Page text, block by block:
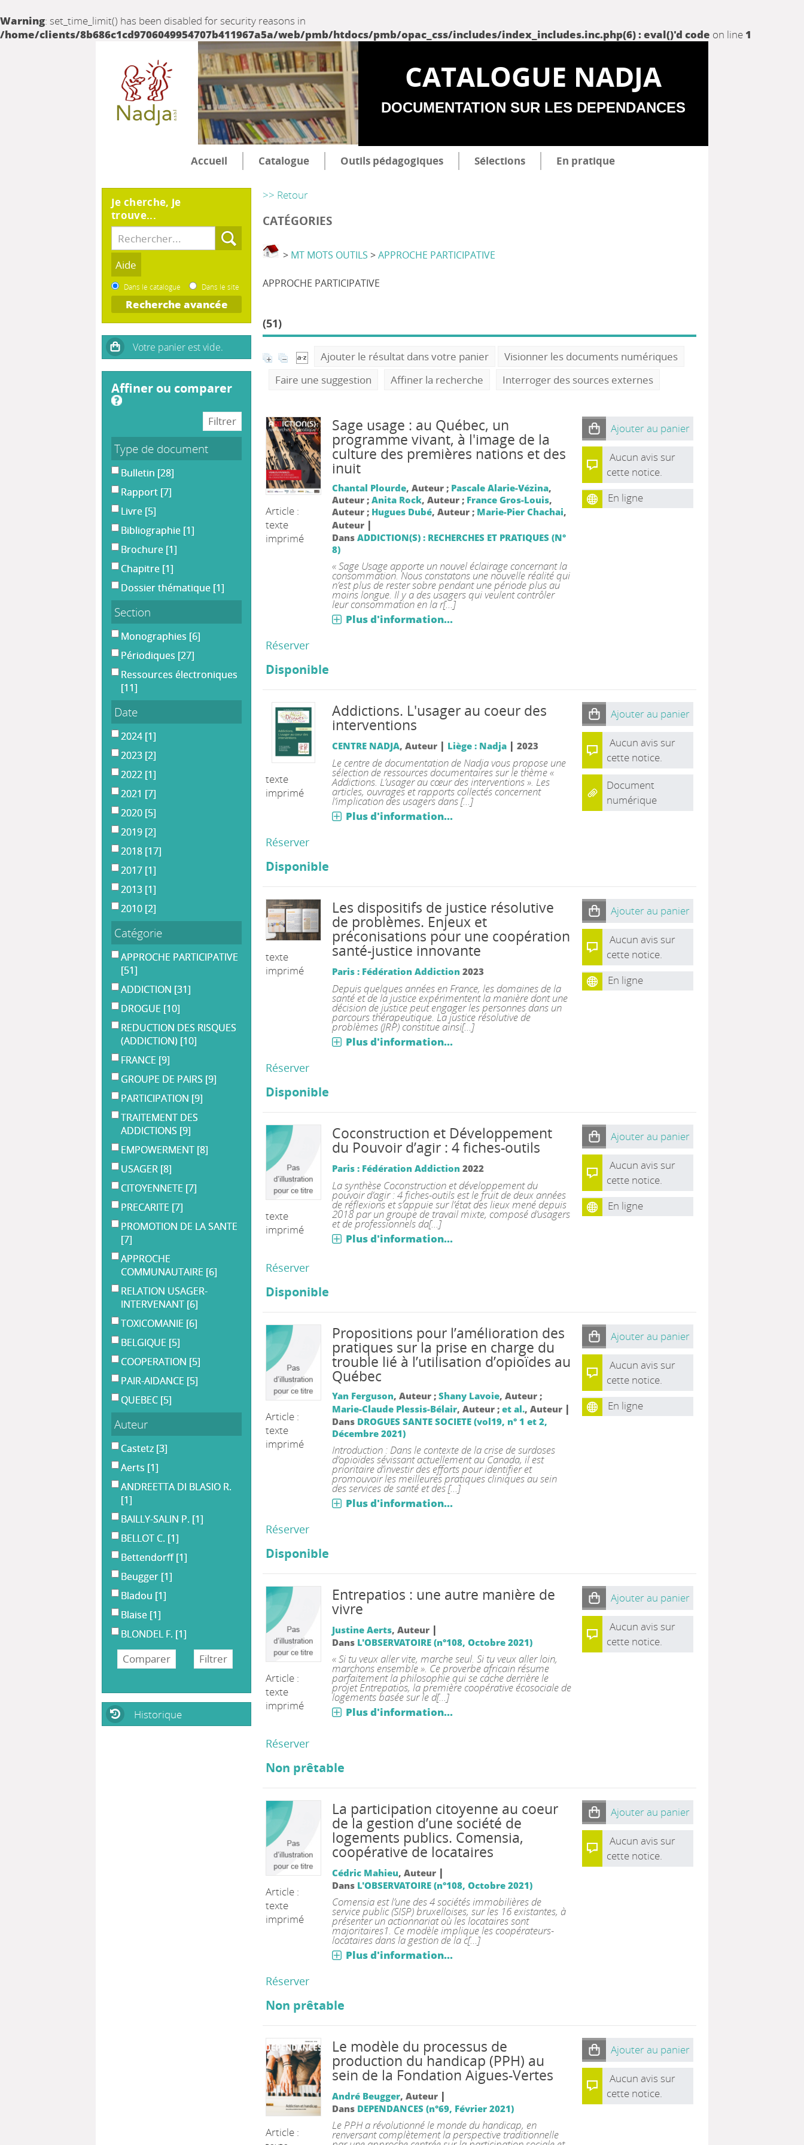
Warning: set_time_limit() has been disabled for security reasons in
/home/clients/8b686c1cd9706049954707b411967a5a/web/pmb/htdocs/pmb/opac_css/includes/index_includes.inc.php(6) : eval()'d code on line 1
CATALOGUE NADJA
DOCUMENTATION SUR LES DEPENDANCES
Accueil Catalogue Outils pédagogiques Sélections En pratique
>> Retour
CATÉGORIES
> MT MOTS OUTILS >APPROCHE PARTICIPATIVE
APPROCHE PARTICIPATIVE
(51)
Ajouter le résultat dans votre panier
Visionner les documents numériques
Faire une suggestion
Affiner la recherche Interroger des sources externes
Article :
texte
imprimé
Sage usage : au Québec, un
programme vivant, à l'image de la
culture des premières nations et des
inuit
Chantal Plourde, Auteur ; Pascale Alarie-Vézina,
Auteur ; Anita Rock, Auteur ; France Gros-Louis,
Auteur ; Hugues Dubé, Auteur ; Marie-Pier Chachai,
Auteur |
Dans ADDICTION(S) : RECHERCHES ET PRATIQUES (N°
8)
« Sage Usage apporte un nouvel éclairage concernant la
consommation. Nous constatons une nouvelle réalité qui
n’est plus de rester sobre pendant une période plus au
moins longue. Il y a des usagers qui veulent contrôler
leur consommation en la r[...]
Plus d'information...
Ajouter au panier
Aucun avis sur
cette notice.
En ligne
Réserver
Disponible
texte
imprimé
Addictions. L'usager au coeur des
interventions
CENTRE NADJA, Auteur | Liège : Nadja| 2023
Le centre de documentation de Nadja vous propose une
sélection de ressources documentaires sur le thème «
Addictions. L’usager au cœur des interventions ». Les
articles, ouvrages et rapports collectés concernent
l’implication des usagers dans [...]
Plus d'information...
Ajouter au panier
Aucun avis sur
cette notice.
Document
numérique
Réserver
Disponible
texte
imprimé
Les dispositifs de justice résolutive
de problèmes. Enjeux et
préconisations pour une coopération
santé-justice innovante
Paris : Fédération Addiction 2023
Depuis quelques années en France, les domaines de la
santé et de la justice expérimentent la manière dont une
décision de justice peut engager les personnes dans un
parcours thérapeutique. La justice résolutive de
problèmes (JRP) constitue ainsi[...]
Plus d'information...
Ajouter au panier
Aucun avis sur
cette notice.
En ligne
Réserver
Disponible
texte
imprimé
Coconstruction et Développement
du Pouvoir d’agir : 4 fiches-outils
Paris : Fédération Addiction 2022
La synthèse Coconstruction et développement du
pouvoir d’agir : 4 fiches-outils est le fruit de deux années
de réflexions et s’appuie sur l’état des lieux mené depuis
2018 par un groupe de travail mixte, composé d’usagers
et de professionnels da[...]
Plus d'information...
Ajouter au panier
Aucun avis sur
cette notice.
En ligne
Réserver
Disponible
Article :
texte
imprimé
Propositions pour l’amélioration des
pratiques sur la prise en charge du
trouble lié à l’utilisation d’opioïdes au
Québec
Yan Ferguson, Auteur ; Shany Lavoie, Auteur ;
Marie-Claude Plessis-Bélair, Auteur ; et al., Auteur |
Dans DROGUES SANTE SOCIETE (vol19, n° 1 et 2,
Décembre 2021)
Introduction : Dans le contexte de la crise de surdoses
d’opioïdes sévissant actuellement au Canada, il est
prioritaire d’investir des efforts pour identifier et
promouvoir les meilleures pratiques cliniques au sein
des services de santé et des [...]
Plus d'information...
Ajouter au panier
Aucun avis sur
cette notice.
En ligne
Réserver
Disponible
Article :
texte
imprimé
Entrepatios : une autre manière de
vivre
Justine Aerts, Auteur |
Dans L'OBSERVATOIRE (n°108, Octobre 2021)
« Si tu veux aller vite, marche seul. Si tu veux aller loin,
marchons ensemble ». Ce proverbe africain résume
parfaitement la philosophie qui se cache derrière le
projet Entrepatios, la première coopérative écosociale de
logements basée sur le d[...]
Plus d'information...
Ajouter au panier
Aucun avis sur
cette notice.
Réserver
Non prêtable
Article :
texte
imprimé
La participation citoyenne au coeur
de la gestion d’une société de
logements publics. Comensia,
coopérative de locataires
Cédric Mahieu, Auteur |
Dans L'OBSERVATOIRE (n°108, Octobre 2021)
Comensia est l’une des 4 sociétés immobilières de
service public (SISP) bruxelloises, sur les 16 existantes, à
présenter un actionnariat où les locataires sont
majoritaires1. Ce modèle implique les coopérateurs-
locataires dans la gestion de la c[...]
Plus d'information...
Ajouter au panier
Aucun avis sur
cette notice.
Réserver
Non prêtable
Article :
Le modèle du processus de
production du handicap (PPH) au
sein de la Fondation Aigues-Vertes
André Beugger, Auteur |
Dans DEPENDANCES (n°69, Février 2021)
Le PPH a révolutionné le monde du handicap, en
renversant complètement la perspective traditionnelle
Ajouter au panier
Aucun avis sur
cette notice.
Je cherche, je
trouve...
Dans le catalogue Dans le site
Recherche avancée
affiner ou comparer
Type de document
Bulletin [28]
Rapport [7]
Livre [5]
Bibliographie [1]
Brochure [1]
Chapitre [1]
Dossier thématique [1]
Section
Monographies [6]
Périodiques [27]
Ressources électroniques
[11]
Date
2024 [1]
2023 [2]
2022 [1]
2021 [7]
2020 [5]
2019 [2]
2018 [17]
2017 [1]
2013 [1]
2010 [2]
Catégorie
APPROCHE PARTICIPATIVE
[51]
ADDICTION [31]
DROGUE [10]
REDUCTION DES RISQUES
(ADDICTION) [10]
FRANCE [9]
GROUPE DE PAIRS [9]
PARTICIPATION [9]
TRAITEMENT DES
ADDICTIONS [9]
EMPOWERMENT [8]
USAGER [8]
CITOYENNETE [7]
PRECARITE [7]
PROMOTION DE LA SANTE
[7]
APPROCHE
COMMUNAUTAIRE [6]
RELATION USAGER-
INTERVENANT [6]
TOXICOMANIE [6]
BELGIQUE [5]
COOPERATION [5]
PAIR-AIDANCE [5]
QUEBEC [5]
Auteur
Castetz [3]
Aerts [1]
ANDREETTA DI BLASIO R.
[1]
BAILLY-SALIN P. [1]
BELLOT C. [1]
Bettendorff[1]
Beugger [1]
Bladou [1]
Blaise [1]
BLONDEL F. [1]
Historique